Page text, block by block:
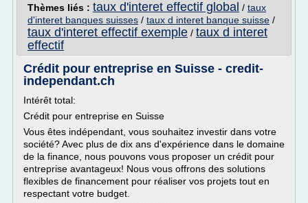
Thèmes liés : taux d'interet effectif global / taux
d'interet banques suisses / taux d interet banque suisse /
taux d'interet effectif exemple / taux d interet
effectif
Crédit pour entreprise en Suisse - credit-
independant.ch
Intérêt total:
Crédit pour entreprise en Suisse
Vous êtes indépendant, vous souhaitez investir dans votre
société? Avec plus de dix ans d'expérience dans le domaine
de la finance, nous pouvons vous proposer un crédit pour
entreprise avantageux! Nous vous offrons des solutions
flexibles de financement pour réaliser vos projets tout en
respectant votre budget.